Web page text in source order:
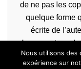
de ne pas les
quelque forme
écrite de
n’engagent que
Nous utilisons des
expérience sur